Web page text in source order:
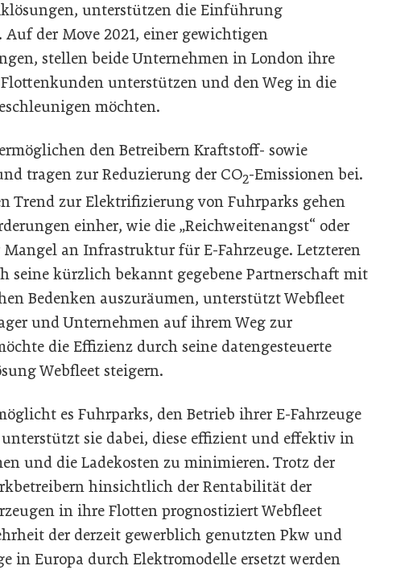
unterstützen die Einführung
der Move 2021, einer gewichtigen
stellen beide Unternehmen in London ihre
unterstützen und den Weg in die
möchten.
den Betreibern Kraftstoff- sowie
tragen zur Reduzierung der CO2-Emissionen bei.
Trend zur Elektrifizierung von Fuhrparks gehen
einher, wie die „Reichweitenangst“ oder
an Infrastruktur für E-Fahrzeuge. Letzteren
seine kürzlich bekannt gegebene Partnerschaft mit
Bedenken auszuräumen, unterstützt Webfleet
und Unternehmen auf ihrem Weg zur
die Effizienz durch seine datengesteuerte
Webfleet steigern.
es Fuhrparks, den Betrieb ihrer E-Fahrzeuge
sie dabei, diese effizient und effektiv in
und die Ladekosten zu minimieren. Trotz der
hinsichtlich der Rentabilität der
in ihre Flotten prognostiziert Webfleet
der derzeit gewerblich genutzten Pkw und
in Europa durch Elektromodelle ersetzt werden